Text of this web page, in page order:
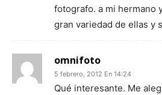
fotografo. a mi hermano
gran variedad de ellas y
omnifoto
5 febrero, 2012 En 14:24
Qué interesante. Me